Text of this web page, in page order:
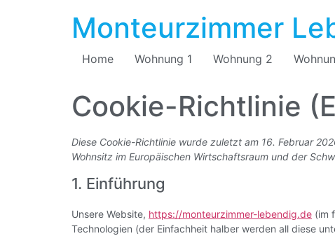
Monteurzimmer
Home Wohnung 1 Wohnung 2
Cookie-Richtlinie
Diese Cookie-Richtlinie wurde zuletzt am 16. Februar
Wohnsitz im Europäischen Wirtschaftsraum und der
1. Einführung
Unsere Website, https://monteurzimmer-lebendig.de (im
Technologien (der Einfachheit halber werden all diese